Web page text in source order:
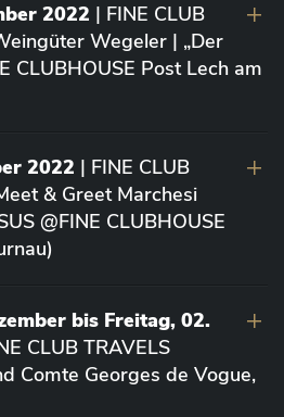
2022 | FINE CLUB
Wegeler | „Der
CLUBHOUSE Post Lech am
2022 | FINE CLUB
& Greet Marchesi
@FINE CLUBHOUSE
bis Freitag, 02.
CLUB TRAVELS
Comte Georges de Vogue,